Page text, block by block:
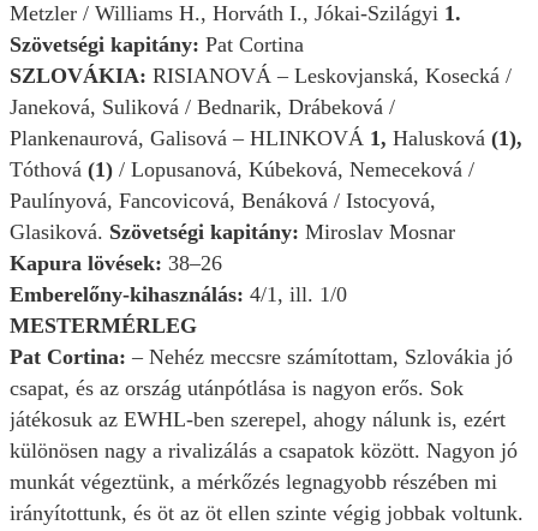
Metzler / Williams H., Horváth I., Jókai-Szilágyi 1.
Szövetségi kapitány: Pat Cortina
SZLOVÁKIA: RISIANOVÁ – Leskovjanská, Kosecká /
Janeková, Suliková / Bednarik, Drábeková /
Plankenaurová, Galisová – HLINKOVÁ 1, Halusková (1),
Tóthová (1) / Lopusanová, Kúbeková, Nemeceková /
Paulínyová, Fancovicová, Benáková / Istocyová,
Glasiková. Szövetségi kapitány: Miroslav Mosnar
Kapura lövések: 38–26
Emberelőny-kihasználás: 4/1, ill. 1/0
MESTERMÉRLEG
Pat Cortina: – Nehéz meccsre számítottam, Szlovákia jó
csapat, és az ország utánpótlása is nagyon erős. Sok
játékosuk az EWHL-ben szerepel, ahogy nálunk is, ezért
különösen nagy a rivalizálás a csapatok között. Nagyon jó
munkát végeztünk, a mérkőzés legnagyobb részében mi
irányítottunk, és öt az öt ellen szinte végig jobbak voltunk.